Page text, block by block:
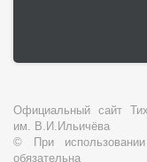
Официальный сайт
им. В.И.Ильичёва
© При
обязательна